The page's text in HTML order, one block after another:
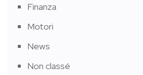
Finanza
Motori
News
Non classé